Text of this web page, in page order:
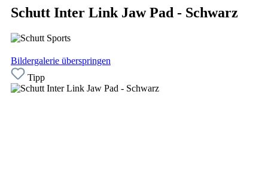
Schutt Inter Link Jaw Pad - Schwarz
Bildergalerie überspringen
Tipp